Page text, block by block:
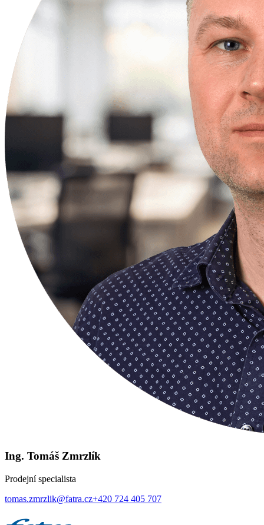
Ing. Tomáš Zmrzlík
Prodejní specialista
tomas.zmrzlik@fatra.cz+420 724 405 707